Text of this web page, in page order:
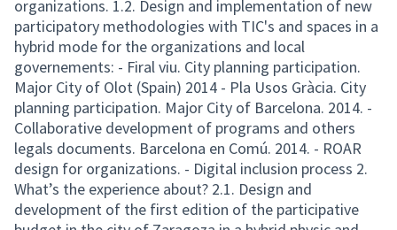
organizations. 1.2. Design and implementation of new
participatory methodologies with TIC's and spaces in a
hybrid mode for the organizations and local
governements: - Firal viu. City planning participation.
Major City of Olot (Spain) 2014 - Pla Usos Gràcia. City
planning participation. Major City of Barcelona. 2014. -
Collaborative development of programs and others
legals documents. Barcelona en Comú. 2014. - ROAR
design for organizations. - Digital inclusion process 2.
What’s the experience about? 2.1. Design and
development of the first edition of the participative